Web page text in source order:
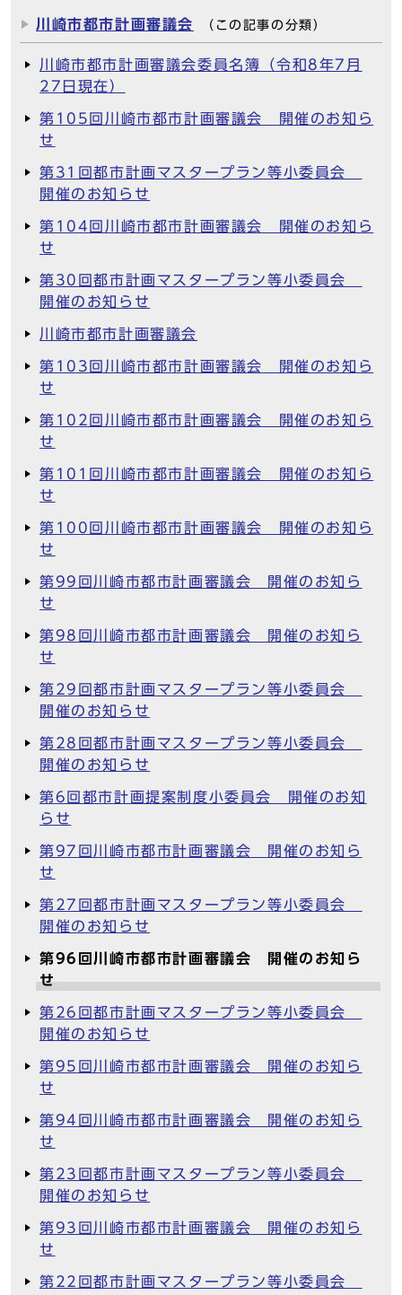
川崎市都市計画審議会 （この記事の分類）
川崎市都市計画審議会委員名簿（令和8年7月
27日現在）
第105回川崎市都市計画審議会 開催のお知ら
せ
第31回都市計画マスタープラン等小委員会
開催のお知らせ
第104回川崎市都市計画審議会 開催のお知ら
せ
第30回都市計画マスタープラン等小委員会
開催のお知らせ
川崎市都市計画審議会
第103回川崎市都市計画審議会 開催のお知ら
せ
第102回川崎市都市計画審議会 開催のお知ら
せ
第101回川崎市都市計画審議会 開催のお知ら
せ
第100回川崎市都市計画審議会 開催のお知ら
せ
第99回川崎市都市計画審議会 開催のお知ら
せ
第98回川崎市都市計画審議会 開催のお知ら
せ
第29回都市計画マスタープラン等小委員会
開催のお知らせ
第28回都市計画マスタープラン等小委員会
開催のお知らせ
第6回都市計画提案制度小委員会 開催のお知
らせ
第97回川崎市都市計画審議会 開催のお知ら
せ
第27回都市計画マスタープラン等小委員会
開催のお知らせ
第96回川崎市都市計画審議会 開催のお知ら
せ
第26回都市計画マスタープラン等小委員会
開催のお知らせ
第95回川崎市都市計画審議会 開催のお知ら
せ
第94回川崎市都市計画審議会 開催のお知ら
せ
第23回都市計画マスタープラン等小委員会
開催のお知らせ
第93回川崎市都市計画審議会 開催のお知ら
せ
第22回都市計画マスタープラン等小委員会